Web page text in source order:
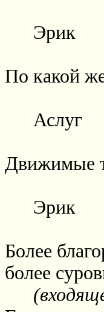
Эрик
По какой
Аслуг
Движимые
Эрик
Более
более